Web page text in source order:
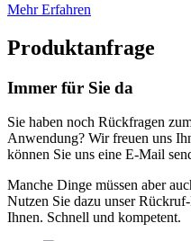
Mehr Erfahren
Produktanfrage
Immer für Sie da
Sie haben noch Rückfragen
Anwendung? Wir freuen uns
können Sie uns eine E-Mail
Manche Dinge müssen aber
Nutzen Sie dazu unser
Ihnen. Schnell und kompetent.